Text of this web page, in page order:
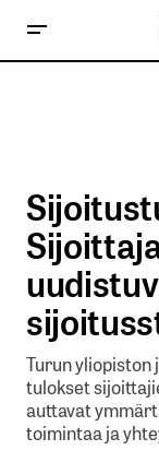
Turun yliopiston
tulokset
auttavat
toimintaa ja